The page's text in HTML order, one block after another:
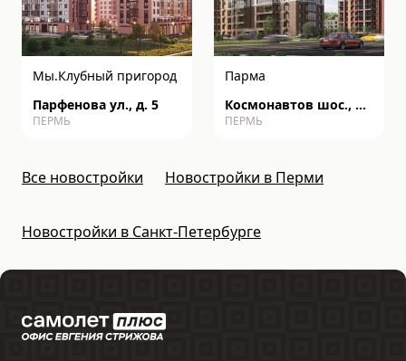
Мы.Клубный пригород
Парфенова ул., д. 5
ПЕРМЬ
Парма
Космонавтов шос., д.
162к
ПЕРМЬ
Все новостройки Новостройки в Перми
Новостройки в Санкт-Петербурге